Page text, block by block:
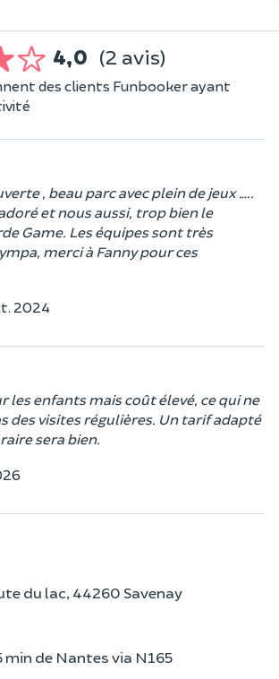
4,0 (2 avis)
des clients Funbooker ayant
, beau parc avec plein de jeux …..
et nous aussi, trop bien le
Game. Les équipes sont très
merci à Fanny pour ces
2024
les enfants mais coût élevé, ce qui ne
des visites régulières. Un tarif adapté
sera bien.
du lac, 44260 Savenay
min de Nantes via N165